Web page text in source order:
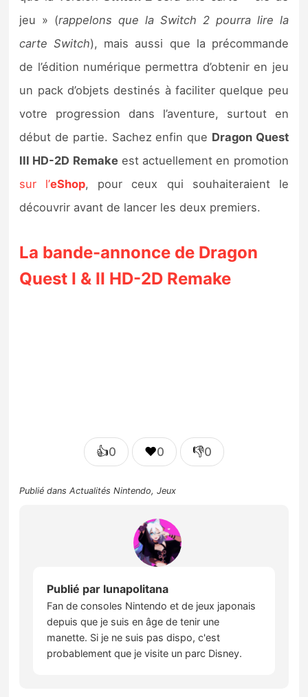
jeu » (rappelons que la Switch 2 pourra lire la
carte Switch), mais aussi que la précommande
de l’édition numérique permettra d’obtenir en jeu
un pack d’objets destinés à faciliter quelque peu
votre progression dans l’aventure, surtout en
début de partie. Sachez enfin que Dragon Quest
III HD-2D Remakeest actuellement en promotion
sur l’eShop, pour ceux qui souhaiteraient le
découvrir avant de lancer les deux premiers.
La bande-annonce de Dragon
Quest I & II HD-2D Remake
👍0 ❤️0 👎0
Publié dansActualités Nintendo,Jeux
Publié par lunapolitana
Fan de consoles Nintendo et de jeux japonais
depuis que je suis en âge de tenir une
manette. Si je ne suis pas dispo, c'est
probablement que je visite un parc Disney.